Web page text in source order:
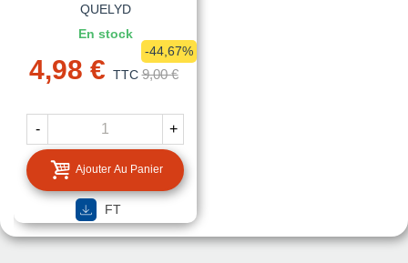
QUELYD
En stock
4,98 € TTC 9,00 €
-44,67%
- +
Ajouter Au Panier
FT